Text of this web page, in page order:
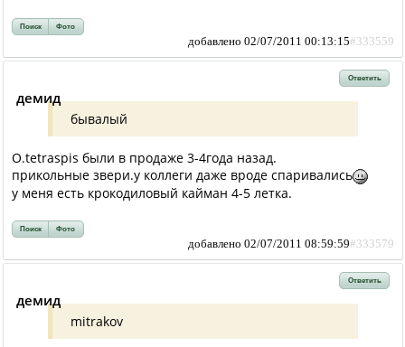
Поиск Фото
добавлено 02/07/2011 00:13:15#333559
Ответить
демид
бывалый
O.tetraspis были в продаже 3-4года назад.
прикольные звери.у коллеги даже вроде спаривались
у меня есть крокодиловый кайман 4-5 летка.
Поиск Фото
добавлено 02/07/2011 08:59:59#333579
Ответить
демид
mitrakov